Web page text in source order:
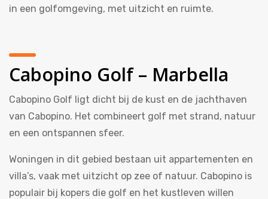
in een golfomgeving, met uitzicht en ruimte.
Cabopino Golf – Marbella
Cabopino Golf ligt dicht bij de kust en de jachthaven
van Cabopino. Het combineert golf met strand, natuur
en een ontspannen sfeer.
Woningen in dit gebied bestaan uit appartementen en
villa’s, vaak met uitzicht op zee of natuur. Cabopino is
populair bij kopers die golf en het kustleven willen